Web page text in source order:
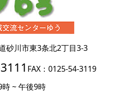
砂川市東3条北2丁目3-3
FAX：0125-54-3119
時 ~ 午後9時